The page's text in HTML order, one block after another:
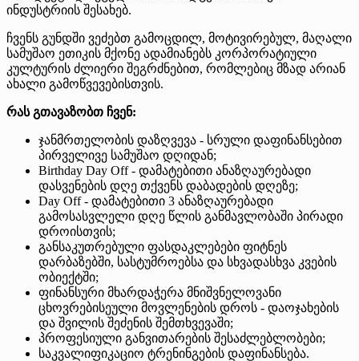
ინდუსტრიის შესახებ.
ჩვენს გუნდში ვეძებთ გამოცდილ, მოტივირებულ, მაღალი
სამუშაო ეთიკის მქონე ადამიანებს კორპორატიული
კულტურის ძლიერი შეგრძნებით, რომლებიც მზად არიან
ახალი გამოწვევებისთვის.
რას გთავაზობთ ჩვენ:
ჯანმრთელობის დაზღვევა - სრული დაფინანსებით
პირველივე სამუშაო დღიდან;
Birthday Day Off - დამატებითი ანაზღაურებადი
დასვენების დღე თქვენს დაბადების დღეზე;
Day Off - დამატებითი 3 ანაზღაურებადი
გამოსასვლელი დღე წლის განმავლობაში პირადი
დროისთვის;
განსაკუთრებული ფასდაკლებები ფიტნეს
დარბაზებში, სასტუმროებსა და სხვადასხვა კვების
ობიექტში;
ფინანსური მხარდაჭერა მნიშვნელოვანი
ცხოვრებისეული მოვლენების დროს - დაოჯახების
და შვილის შეძენის შემთხვევაში;
პროფესიული განვითარების შესაძლებლობები;
საკვალიფიკაციო ტრენინგების დაფინანსება.